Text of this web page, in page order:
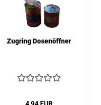
Zugring Dosenöffner